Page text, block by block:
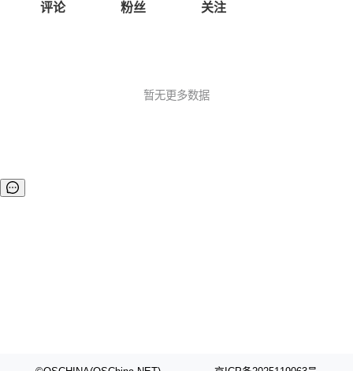
评论
粉丝 关注
暂无更多数据